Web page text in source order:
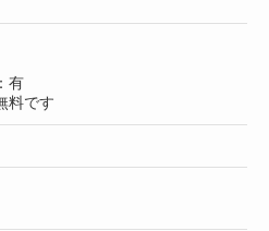
有
料です